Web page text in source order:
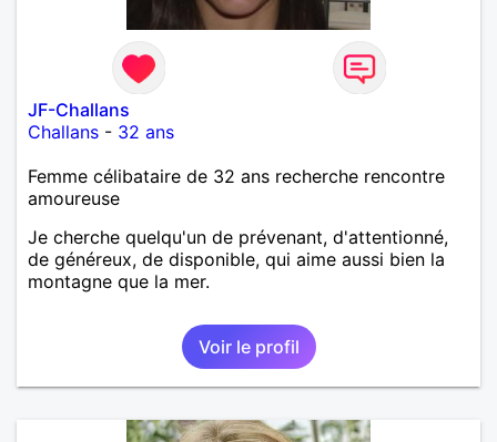
JF-Challans
Challans - 32 ans
Femme célibataire de 32 ans recherche rencontre
amoureuse
Je cherche quelqu'un de prévenant, d'attentionné,
de généreux, de disponible, qui aime aussi bien la
montagne que la mer.
Voir le profil